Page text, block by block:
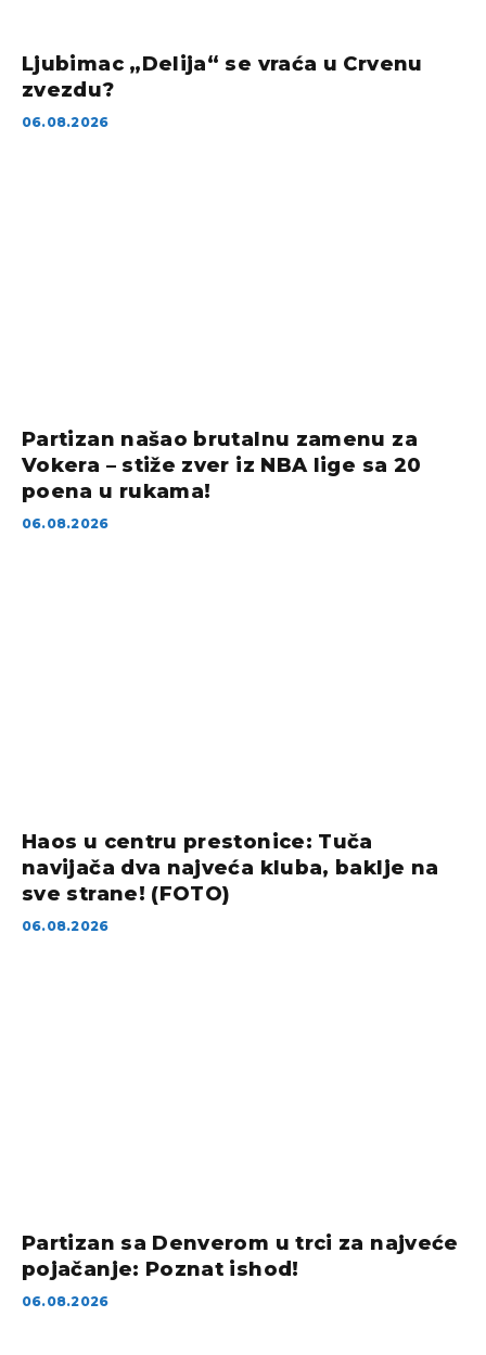
Ljubimac „Delija“ se vraća u Crvenu
zvezdu?
06.08.2026
Partizan našao brutalnu zamenu za
Vokera – stiže zver iz NBA lige sa 20
poena u rukama!
06.08.2026
Haos u centru prestonice: Tuča
navijača dva najveća kluba, baklje na
sve strane! (FOTO)
06.08.2026
Partizan sa Denverom u trci za najveće
pojačanje: Poznat ishod!
06.08.2026